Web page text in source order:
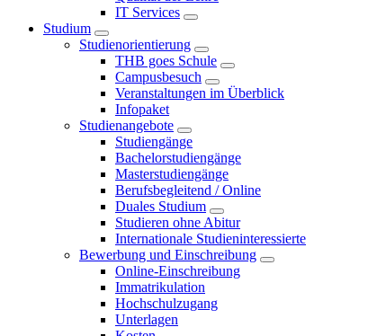
IT Services
Studium
Studienorientierung
THB goes Schule
Campusbesuch
Veranstaltungen im Überblick
Infopaket
Studienangebote
Studiengänge
Bachelorstudiengänge
Masterstudiengänge
Berufsbegleitend / Online
Duales Studium
Studieren ohne Abitur
Internationale Studieninteressierte
Bewerbung und Einschreibung
Online-Einschreibung
Immatrikulation
Hochschulzugang
Unterlagen